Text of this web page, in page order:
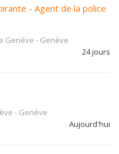
- Agent de la police
Genève - Genève
24 jours
- Genève
Aujourd'hui